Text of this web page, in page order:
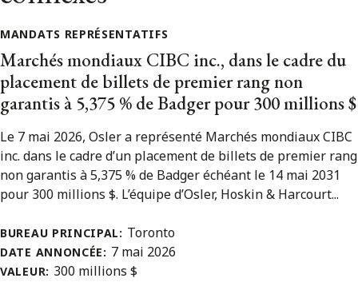
MANDATS REPRÉSENTATIFS
Marchés mondiaux CIBC inc., dans le cadre du
placement de billets de premier rang non
garantis à 5,375 % de Badger pour 300 millions $
Le 7 mai 2026, Osler a représenté Marchés mondiaux CIBC
inc. dans le cadre d’un placement de billets de premier rang
non garantis à 5,375 % de Badger échéant le 14 mai 2031
pour 300 millions $. L’équipe d’Osler, Hoskin & Harcourt...
BUREAU PRINCIPAL: Toronto
DATE ANNONCÉE: 7 mai 2026
VALEUR: 300 millions $